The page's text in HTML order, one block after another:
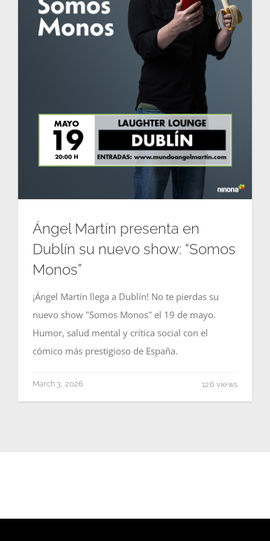
CONTACT US
Ángel Martín presenta en
Dublín su nuevo show: “Somos
Monos”
¡Ángel Martín llega a Dublín! No te pierdas su
nuevo show "Somos Monos" el 19 de mayo.
Humor, salud mental y crítica social con el
cómico más prestigioso de España.
March 3, 2026 126 views